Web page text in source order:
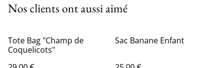
Nos clients ont aussi aimé
Tote Bag "Champ de
Coquelicots"
Sac Banane Enfant